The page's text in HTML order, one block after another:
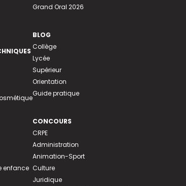
enfance
Grand Oral 2026
BLOG
Collège
Lycée
Supérieur
Orientation
Guide pratique
CONCOURS
CRPE
Administration
Animation-Sport
Culture
Juridique